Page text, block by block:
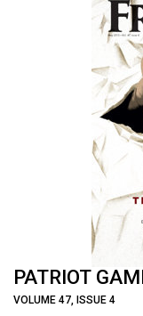
PATRIOT
VOLUME 47, ISSUE 4